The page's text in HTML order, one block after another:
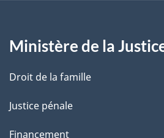
e
Ministère de la
Droit de la famille
Justice pénale
Financement